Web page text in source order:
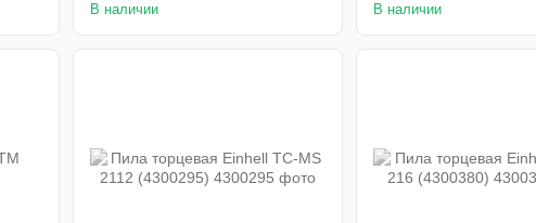
В наличии В наличии